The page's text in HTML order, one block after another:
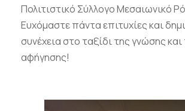
Πολιτιστικό Σύλλoγο Μεσαιωνικό
Ευχόμαστε πάντα επιτυχίες και
συνέχεια στο ταξίδι της γνώσης και
αφήγησης!